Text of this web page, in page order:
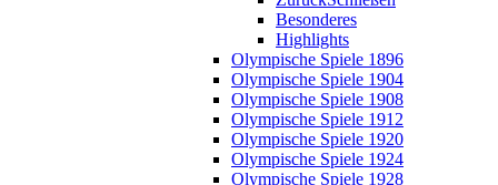
Besonderes
Highlights
Olympische Spiele 1896
Olympische Spiele 1904
Olympische Spiele 1908
Olympische Spiele 1912
Olympische Spiele 1920
Olympische Spiele 1924
Olympische Spiele 1928